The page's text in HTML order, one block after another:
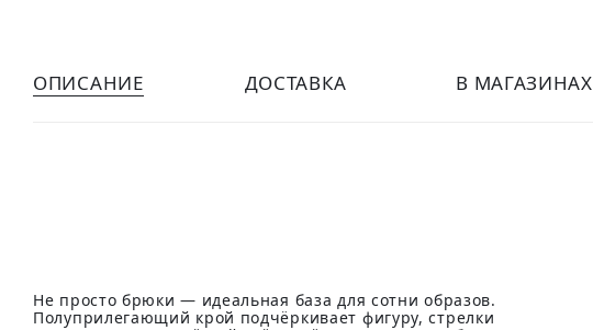
ОПИСАНИЕ ДОСТАВКА В МАГАЗИНАХ
Не просто брюки — идеальная база для сотни образов.
Полуприлегающий крой подчёркивает фигуру, стрелки